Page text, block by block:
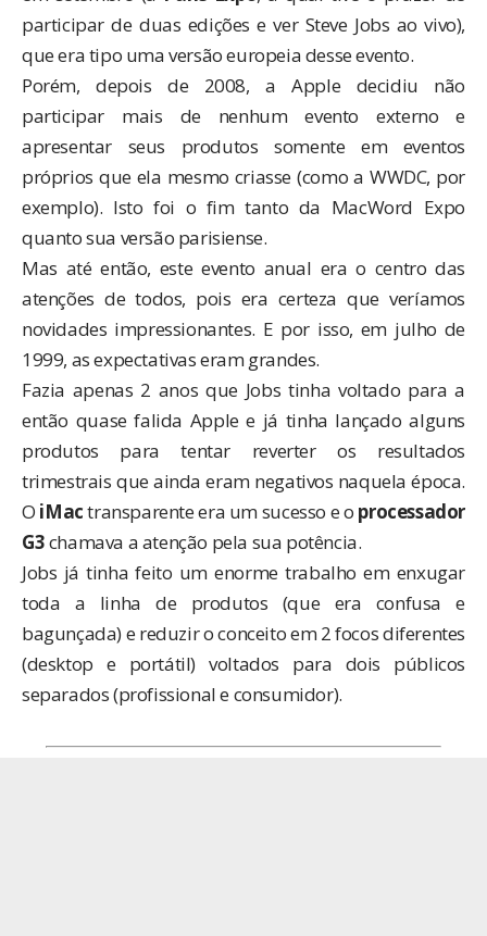
participar de duas edições e ver Steve Jobs ao vivo),
que era tipo uma versão europeia desse evento.
Porém, depois de 2008, a Apple decidiu não
participar mais de nenhum evento externo e
apresentar seus produtos somente em eventos
próprios que ela mesmo criasse (como aWWDC, por
exemplo). Isto foi o fim tanto da MacWord Expo
quanto sua versão parisiense.
Mas até então, este evento anual era o centro das
atenções de todos, pois era certeza que veríamos
novidades impressionantes. E por isso, em julho de
1999, as expectativas eram grandes.
Fazia apenas 2 anos que Jobs tinha voltado para a
então quase falida Apple e já tinha lançado alguns
produtos para tentar reverter os resultados
trimestrais que ainda eram negativos naquela época.
O iMactransparente era um sucesso e o processador
G3chamava a atenção pela sua potência.
Jobs já tinha feito um enorme trabalho em enxugar
toda a linha de produtos (que era confusa e
bagunçada) e reduzir o conceito em 2 focos diferentes
(desktop e portátil) voltados para dois públicos
separados (profissional e consumidor).